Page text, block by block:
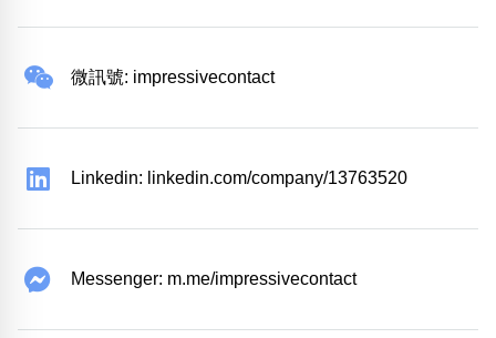
微訊號: impressivecontact
Linkedin: linkedin.com/company/13763520
Messenger: m.me/impressivecontact